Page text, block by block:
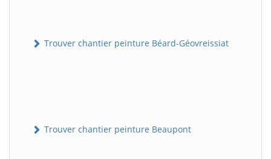
Trouver chantier peinture Béard-Géovreissiat
Trouver chantier peinture Beaupont